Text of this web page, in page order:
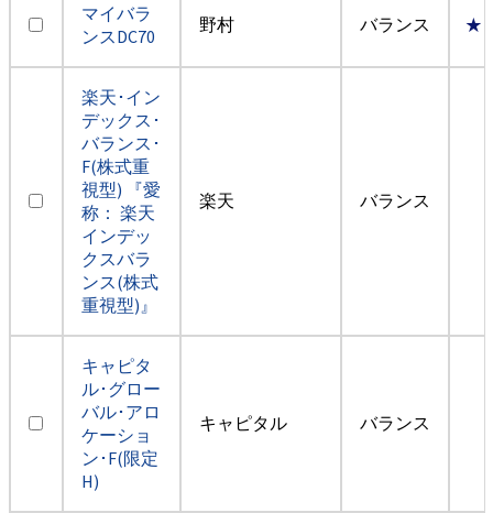
マイバラ
ンスDC70
野村 バランス
楽天･イン
デックス･
バランス･
F(株式重
視型) 『愛
称： 楽天
インデッ
クスバラ
ンス(株式
重視型)』
楽天 バランス
キャピタ
ル･グロー
バル･アロ
ケーショ
ン･F(限定
H)
キャピタル バランス